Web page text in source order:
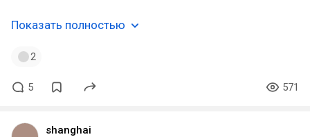
Показать полностью
2
5 571
shanghai